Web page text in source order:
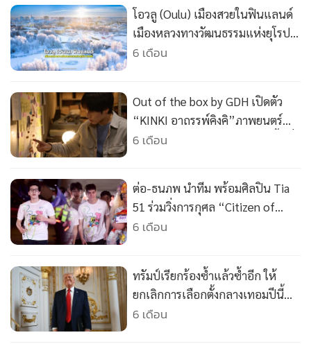
• Cyber BIZ
• ผู้จัดกวน
• Good health & Well-being
• Green Innovation & SD
• Management & HR
• MGR Live
• Infographic
• การเมือง
• ท่องเที่ยว
• กีฬา
ต่างประเทศ
• Special Scoop
• เศรษฐกิจ-ธุรกิจ
•
จีน
• ชุมชน-คุณภาพชีวิต
• อาชญากรรม
โอวลู (Oulu) เมืองสวยในฟินแลนด์
เมืองหลวงทางวัฒนธรรมแห่งยุโรป
ประจำปี 2026
6 เดือน
Out of the box by GDH เปิดตัว
“KINKI อาถรรพ์คิงคิ”ภาพยนตร์
สยองขวัญแห่งยุค ปลุกตำนานพื้นที่
ภาพยนตร์
6 เดือน
ต่อ-ธนภพ นำทีม พร้อมศิลปิน Tia
51 ร่วมวิ่งการกุศล “Citizen of
Love : Born to Run 2026 United
มอบรายได้ให้ยูนิเซฟ ประเทศไทย
ช่วยยกระดับคุณภาพชีวิตของเด็ก
ไทย
6 เดือน
ทรัมป์เรียกร้องซ้ำแล้วซ้ำอีก ให้
ยกเลิกการเลือกตั้งกลางเทอมปีนี้
เพราะกลัวรีพับลิกันจะพ่ายแพ้
6 เดือน